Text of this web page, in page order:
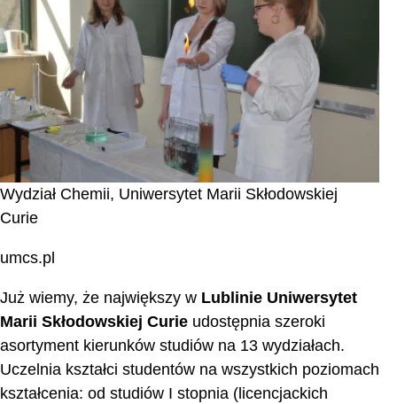
Wydział Chemii, Uniwersytet Marii Skłodowskiej
Curie
umcs.pl
Już wiemy, że największy w Lublinie Uniwersytet
Marii Skłodowskiej Curie udostępnia szeroki
asortyment kierunków studiów na 13 wydziałach.
Uczelnia kształci studentów na wszystkich poziomach
kształcenia: od studiów I stopnia (licencjackich